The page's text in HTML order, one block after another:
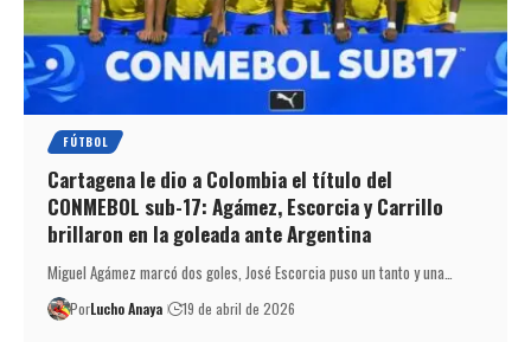
FÚTBOL
Cartagena le dio a Colombia el título del
CONMEBOL sub-17: Agámez, Escorcia y Carrillo
brillaron en la goleada ante Argentina
Miguel Agámez marcó dos goles, José Escorcia puso un tanto y una…
PorLucho Anaya 19 de abril de 2026